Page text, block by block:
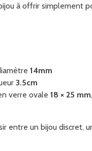
à offrir simplement
14mm
3.5cm
verre ovale 18 × 25 mm
entre un bijou discret,